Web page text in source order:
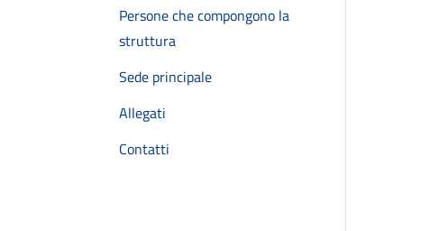
Persone che compongono la
struttura
Sede principale
Allegati
Contatti